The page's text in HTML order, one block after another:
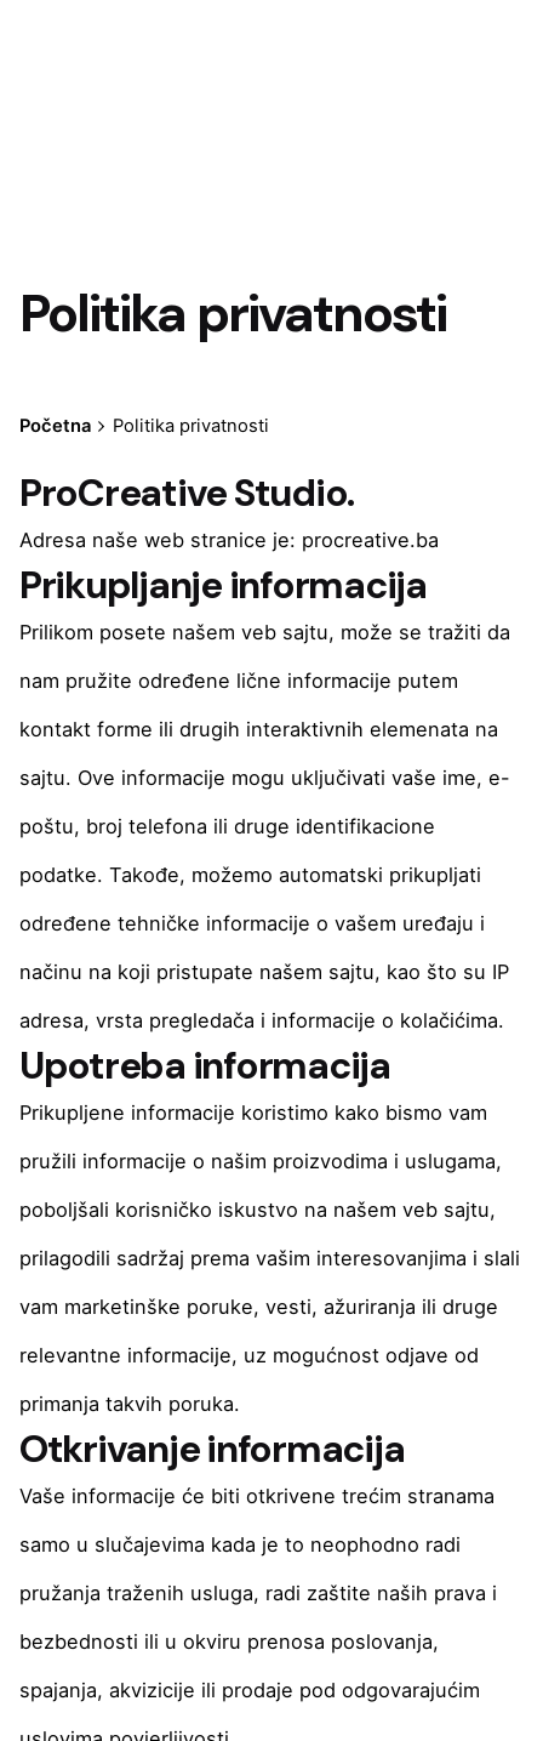
Politika privatnosti
Početna Politika privatnosti
ProCreative Studio.
Adresa naše web stranice je: procreative.ba
Prikupljanje informacija
Prilikom posete našem veb sajtu, može se tražiti da
nam pružite određene lične informacije putem
kontakt forme ili drugih interaktivnih elemenata na
sajtu. Ove informacije mogu uključivati vaše ime, e-
poštu, broj telefona ili druge identifikacione
podatke. Takođe, možemo automatski prikupljati
određene tehničke informacije o vašem uređaju i
načinu na koji pristupate našem sajtu, kao što su IP
adresa, vrsta pregledača i informacije o kolačićima.
Upotreba informacija
Prikupljene informacije koristimo kako bismo vam
pružili informacije o našim proizvodima i uslugama,
poboljšali korisničko iskustvo na našem veb sajtu,
prilagodili sadržaj prema vašim interesovanjima i slali
vam marketinške poruke, vesti, ažuriranja ili druge
relevantne informacije, uz mogućnost odjave od
primanja takvih poruka.
Otkrivanje informacija
Vaše informacije će biti otkrivene trećim stranama
samo u slučajevima kada je to neophodno radi
pružanja traženih usluga, radi zaštite naših prava i
bezbednosti ili u okviru prenosa poslovanja,
spajanja, akvizicije ili prodaje pod odgovarajućim